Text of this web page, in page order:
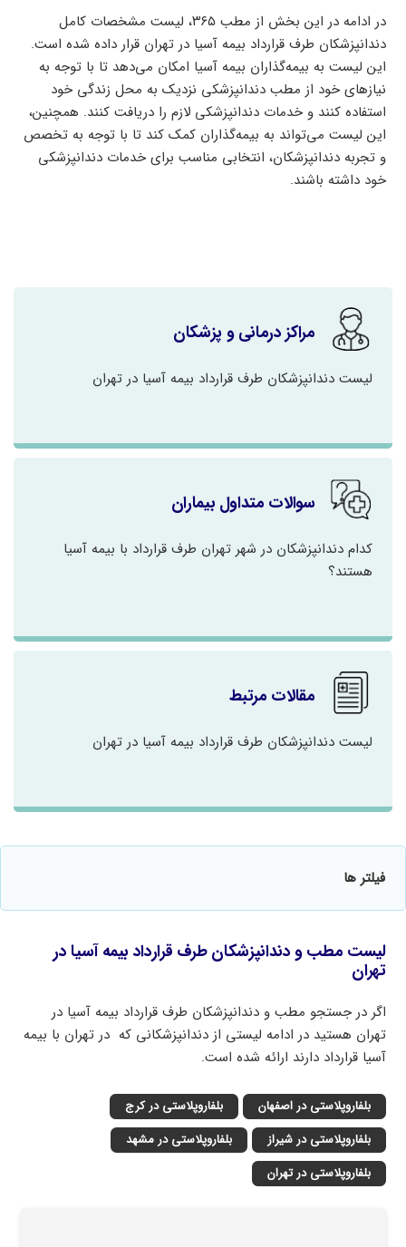
در ادامه در این بخش از مطب ۳۶۵، لیست مشخصات کامل
دندانپزشکان طرف قرارداد بیمه آسیا در تهران قرار داده شده است.
این لیست به بیمه‌گذاران بیمه آسیا امکان می‌دهد تا با توجه به
نیازهای خود از مطب دندانپزشکی نزدیک به محل زندگی خود
استفاده کنند و خدمات دندانپزشکی لازم را دریافت کنند. همچنین،
این لیست می‌تواند به بیمه‌گذاران کمک کند تا با توجه به تخصص
و تجربه دندانپزشکان، انتخابی مناسب برای خدمات دندانپزشکی
خود داشته باشند.
مراکز درمانی و پزشکان
لیست دندانپزشکان طرف قرارداد بیمه آسیا در تهران
سوالات متداول بیماران
کدام دندانپزشکان در شهر تهران طرف قرارداد با بیمه آسیا
هستند؟
مقالات مرتبط
لیست دندانپزشکان طرف قرارداد بیمه آسیا در تهران
لیست مطب و دندانپزشکان طرف قرارداد بیمه آسیا در
تهران
اگر در جستجو مطب و دندانپزشکان طرف قرارداد بیمه آسیا در
تهران هستید در ادامه لیستی از دندانپزشکانی که در تهران با بیمه
آسیا قرارداد دارند ارائه شده است.
بلفاروپلاستی در اصفهان
بلفاروپلاستی در کرج
بلفاروپلاستی در شیراز
بلفاروپلاستی در مشهد
بلفاروپلاستی در تهران
فیلتر ها